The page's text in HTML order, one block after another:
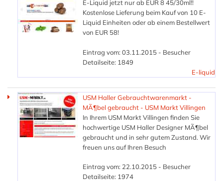
E-Liquid jetzt nur ab EUR 8 45/30ml!!
Kostenlose Lieferung beim Kauf von 10 E-
Liquid Einheiten oder ab einem Bestellwert
von EUR 58!
Eintrag vom: 03.11.2015 - Besucher
Detailseite: 1849
E-liquid
USM Haller Gebrauchtwarenmarkt -
MÃ¶bel gebraucht - USM Markt Villingen
In Ihrem USM Markt Villingen finden Sie
hochwertige USM Haller Designer MÃ¶bel
gebraucht und in sehr gutem Zustand. Wir
freuen uns auf Ihren Besuch
Eintrag vom: 22.10.2015 - Besucher
Detailseite: 1974